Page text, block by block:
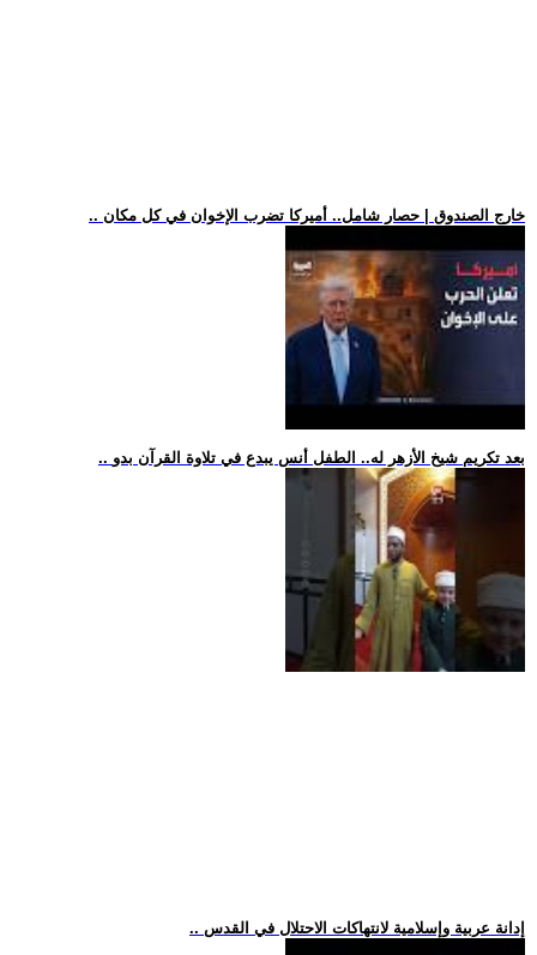
.. خارج الصندوق | حصار شامل.. أميركا تضرب الإخوان في كل مكان
.. بعد تكريم شيخ الأزهر له.. الطفل أنس يبدع في تلاوة القرآن بدو
.. إدانة عربية وإسلامية لانتهاكات الاحتلال في القدس